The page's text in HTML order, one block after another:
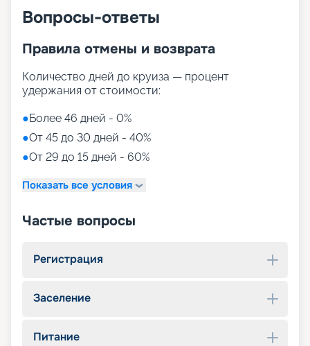
Вопросы-ответы
Правила отмены и возврата
Количество дней до круиза — процент
удержания от стоимости:
●Более 46 дней - 0%
●От 45 до 30 дней - 40%
●От 29 до 15 дней - 60%
Показать все условия
Частые вопросы
Регистрация
Заселение
Питание